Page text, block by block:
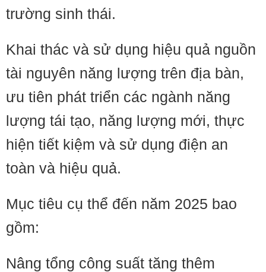
trường sinh thái.
Khai thác và sử dụng hiệu quả nguồn
tài nguyên năng lượng trên địa bàn,
ưu tiên phát triển các ngành năng
lượng tái tạo, năng lượng mới, thực
hiện tiết kiệm và sử dụng điện an
toàn và hiệu quả.
Mục tiêu cụ thể đến năm 2025 bao
gồm:
Nâng tổng công suất tăng thêm